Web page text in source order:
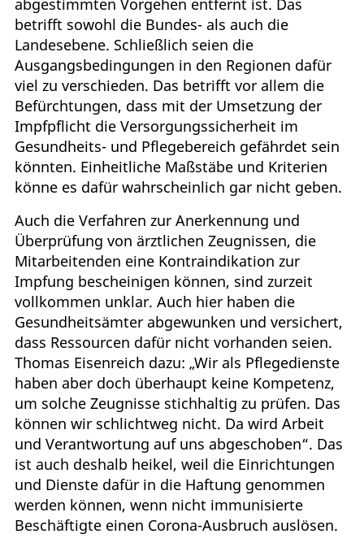
betrifft sowohl die Bundes- als auch die
Landesebene. Schließlich seien die
Ausgangsbedingungen in den Regionen dafür
viel zu verschieden. Das betrifft vor allem die
Befürchtungen, dass mit der Umsetzung der
Impfpflicht die Versorgungssicherheit im
Gesundheits- und Pflegebereich gefährdet sein
könnten. Einheitliche Maßstäbe und Kriterien
könne es dafür wahrscheinlich gar nicht geben.
Auch die Verfahren zur Anerkennung und
Überprüfung von ärztlichen Zeugnissen, die
Mitarbeitenden eine Kontraindikation zur
Impfung bescheinigen können, sind zurzeit
vollkommen unklar. Auch hier haben die
Gesundheitsämter abgewunken und versichert,
dass Ressourcen dafür nicht vorhanden seien.
Thomas Eisenreich dazu: „Wir als Pflegedienste
haben aber doch überhaupt keine Kompetenz,
um solche Zeugnisse stichhaltig zu prüfen. Das
können wir schlichtweg nicht. Da wird Arbeit
und Verantwortung auf uns abgeschoben“. Das
ist auch deshalb heikel, weil die Einrichtungen
und Dienste dafür in die Haftung genommen
werden können, wenn nicht immunisierte
Beschäftigte einen Corona-Ausbruch auslösen.